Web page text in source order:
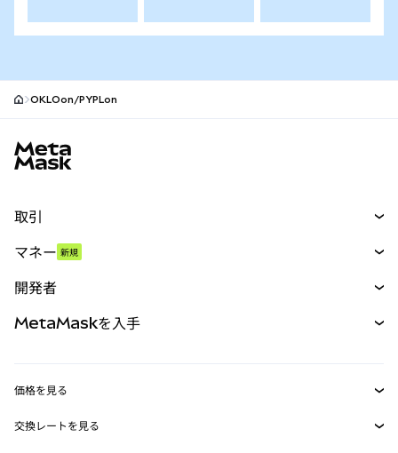
OKLOon/PYPLon
取引
パーペチュアル
RWA
マネー 新規
開発者
MetaMask Connect
MetaMaskを入手
価格を見る
イーサリアムの価格
交換レートを見る